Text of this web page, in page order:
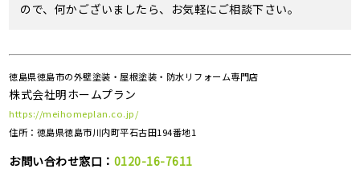
ので、何かございましたら、お気軽にご相談下さい。
徳島県徳島市の外壁塗装・屋根塗装・防水リフォーム専門店
株式会社明ホームプラン
https://meihomeplan.co.jp/
住所：徳島県徳島市川内町平石古田194番地1
お問い合わせ窓口： 0120-16-7611